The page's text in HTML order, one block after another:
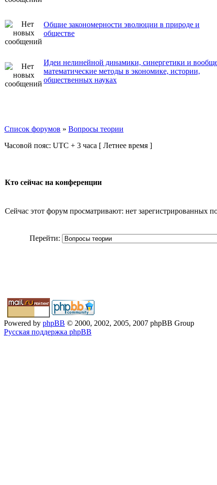
Общие закономерности эволюции в природе и
обществе
Идеи нелинейной динамики, синергетики и
математические методы в экономике, истории,
общественных науках
Список форумов » Вопросы теории
Часовой пояс: UTC + 3 часа [ Летнее время ]
Кто сейчас на конференции
Сейчас этот форум просматривают: нет зарегистрированных
Перейти:
Powered by phpBB © 2000, 2002, 2005, 2007 phpBB Group
Русская поддержка phpBB